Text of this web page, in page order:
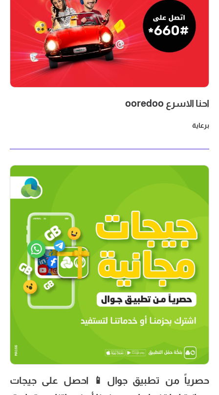
احنا الاسرع ooredoo
برعاية
حصرياً من تطبيق جوال📱 احصل على جيجات